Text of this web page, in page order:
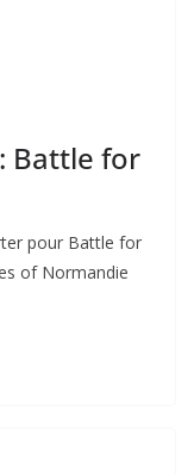
Battle for
pour Battle for
of Normandie